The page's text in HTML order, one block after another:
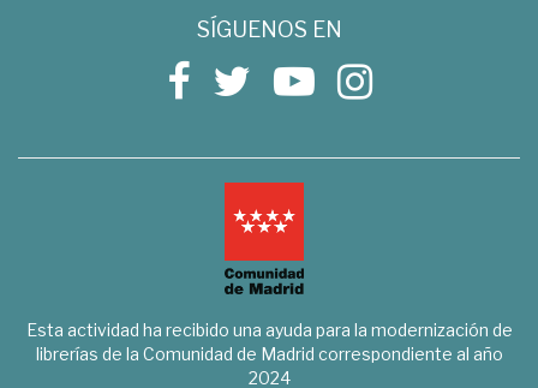
SÍGUENOS EN
Esta actividad ha recibido una ayuda para la modernización de
librerías de la Comunidad de Madrid correspondiente al año
2024